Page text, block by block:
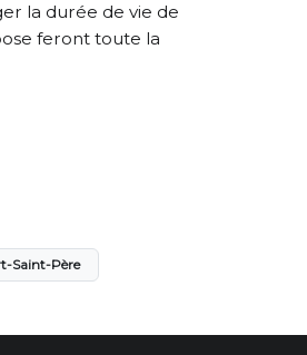
la durée de vie de
feront toute la
Saint-Père